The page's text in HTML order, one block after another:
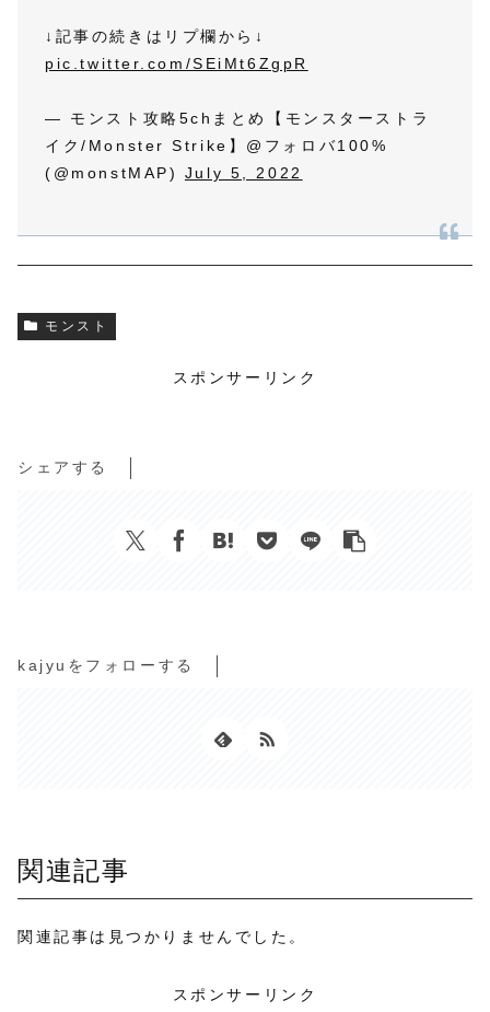
↓記事の続きはリプ欄から↓
pic.twitter.com/SEiMt6ZgpR
— モンスト攻略5chまとめ【モンスターストラ
イク/Monster Strike】@フォロバ100%
(@monstMAP) July 5, 2022
モンスト
スポンサーリンク
シェアする
kajyuをフォローする
関連記事
関連記事は見つかりませんでした。
スポンサーリンク